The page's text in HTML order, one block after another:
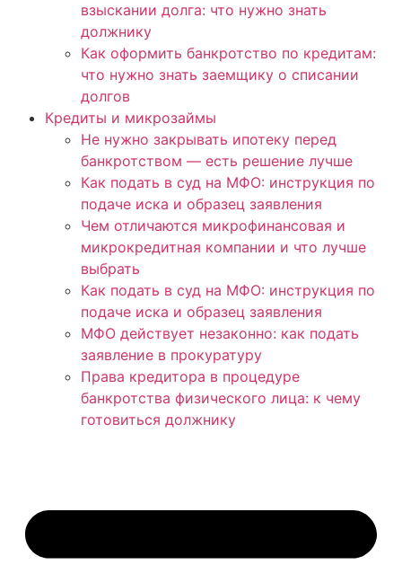
взыскании долга: что нужно знать
должнику
Как оформить банкротство по кредитам:
что нужно знать заемщику о списании
долгов
Кредиты и микрозаймы
Не нужно закрывать ипотеку перед
банкротством — есть решение лучше
Как подать в суд на МФО: инструкция по
подаче иска и образец заявления
Чем отличаются микрофинансовая и
микрокредитная компании и что лучше
выбрать
Как подать в суд на МФО: инструкция по
подаче иска и образец заявления
МФО действует незаконно: как подать
заявление в прокуратуру
Права кредитора в процедуре
банкротства физического лица: к чему
готовиться должнику